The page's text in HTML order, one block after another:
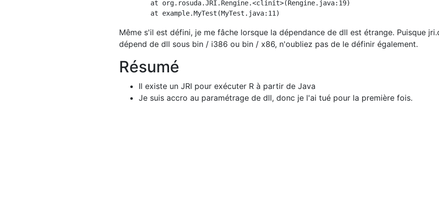
Même s'il est défini, je me fâche lorsque la dépendance de dll est étrange. Puisque
dépend de dll sous bin / i386 ou bin / x86, n'oubliez pas de le définir également.
Résumé
Il existe un JRI pour exécuter R à partir de Java
Je suis accro au paramétrage de dll, donc je l'ai tué pour la première fois.